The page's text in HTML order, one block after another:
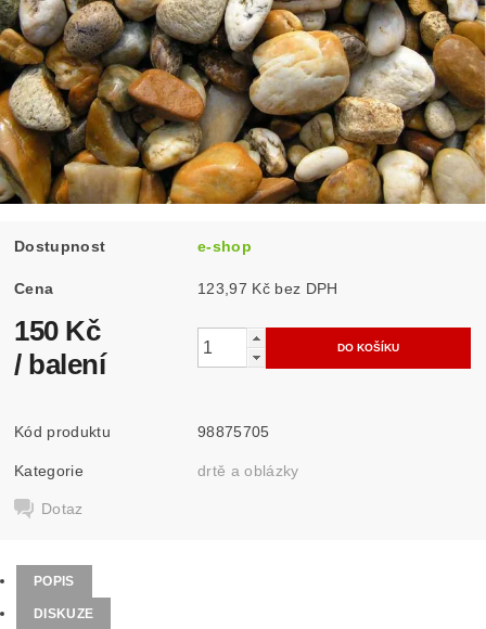
Dostupnost e-shop
Cena 123,97 Kč bez DPH
150 Kč
/ balení
Kód produktu 98875705
Kategorie drtě a oblázky
Dotaz
POPIS
DISKUZE